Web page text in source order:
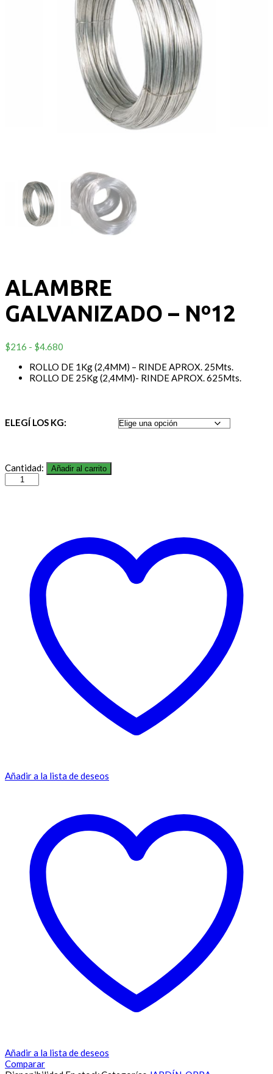
ALAMBRE
GALVANIZADO – Nº12
$216 - $4.680
precios:
desde
ROLLO DE 1Kg (2,4MM) – RINDE APROX. 25Mts.
ROLLO DE 25Kg (2,4MM)- RINDE APROX. 625Mts.
ELEGÍ LOS KG:
Cantidad: Añadir al carrito
Añadir a la lista de deseos
Añadir a la lista de deseos
Comparar